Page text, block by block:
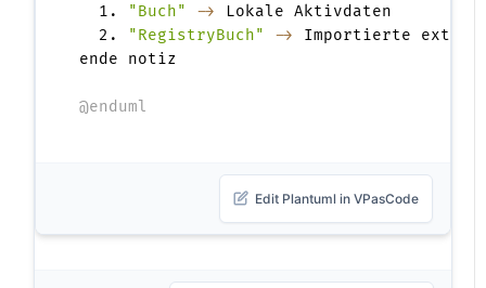
  1.
"Buch" ->
Lokale Aktivdaten
  2.
"RegistryBuch" ->
Importierte
ende notiz
@enduml
Edit Plantuml in VPasCode